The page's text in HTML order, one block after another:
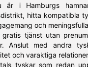
är i Hamburgs
hitta kompatibla
och
tjänst utan
Anslut med andra
och varaktiga
tyskar som redan